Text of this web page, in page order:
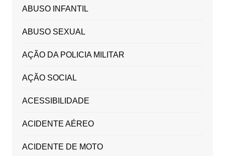
ABUSO INFANTIL
ABUSO SEXUAL
AÇÃO DA POLICIA MILITAR
AÇÃO SOCIAL
ACESSIBILIDADE
ACIDENTE AÉREO
ACIDENTE DE MOTO